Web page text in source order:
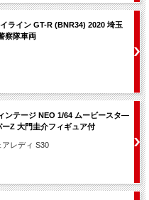
ライン GT-R (BNR34) 2020 埼玉
察隊車両
ンテージ NEO 1/64 ムービースタ―
Z 大門圭介フィギュア付
アレディ S30